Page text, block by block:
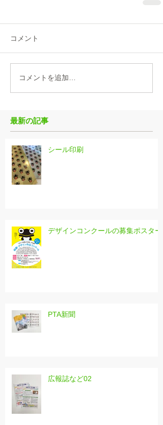
コメント
コメントを追加…
最新の記事
シール印刷
デザインコンクールの募集ポスター
PTA新聞
広報誌など02